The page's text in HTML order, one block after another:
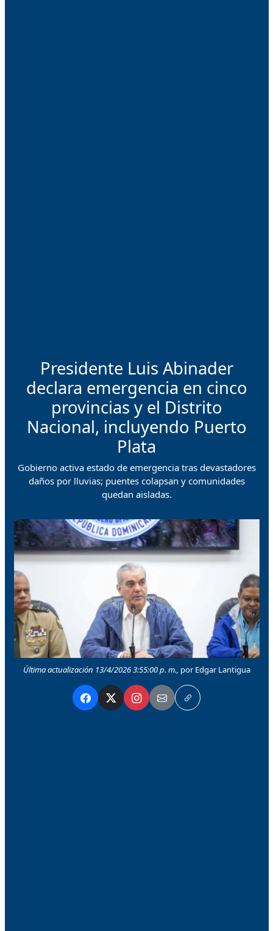
Presidente Luis Abinader
declara emergencia en cinco
provincias y el Distrito
Nacional, incluyendo Puerto
Plata
Gobierno activa estado de emergencia tras devastadores
daños por lluvias; puentes colapsan y comunidades
quedan aisladas.
Última actualización 13/4/2026 3:55:00 p. m., por Edgar Lantigua